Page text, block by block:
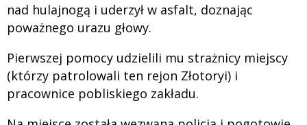
nad hulajnogą i uderzył w asfalt, doznając
poważnego urazu głowy.
Pierwszej pomocy udzielili mu strażnicy miejscy
(którzy patrolowali ten rejon Złotoryi) i
pracownice pobliskiego zakładu.